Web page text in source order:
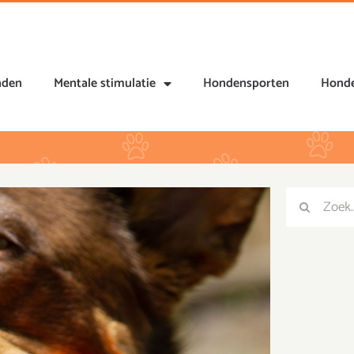
Mentale stimulatie Hondensporten
ZoekenZoeken